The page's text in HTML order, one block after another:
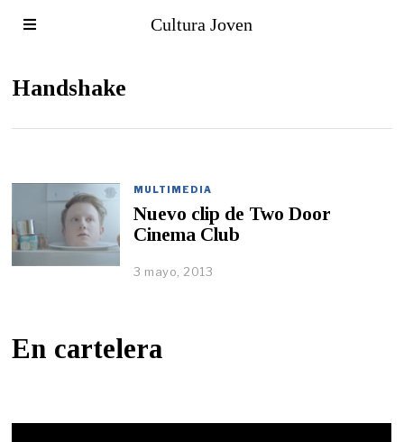
Cultura Joven
Handshake
MULTIMEDIA
Nuevo clip de Two Door
Cinema Club
3 mayo, 2013
En cartelera